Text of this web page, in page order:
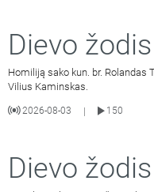
Dievo žodis
Homiliją sako kun. br. Rolandas
Vilius Kaminskas.
2026-08-03 |
150
Dievo žodis